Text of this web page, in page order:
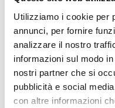
Utilizziamo i cookie per
annunci, per fornire
analizzare il nostro
informazioni sul modo
nostri partner che si
pubblicità e social
con altre informazioni
ALLENATI CON ME!